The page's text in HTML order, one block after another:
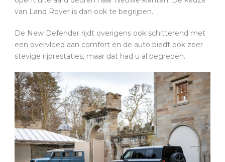
van Land Rover is dan ook te begrijpen.
De New Defender rijdt overigens ook schitterend met
een overvloed aan comfort en de auto biedt ook zeer
stevige rijprestaties, maar dat had u al begrepen.